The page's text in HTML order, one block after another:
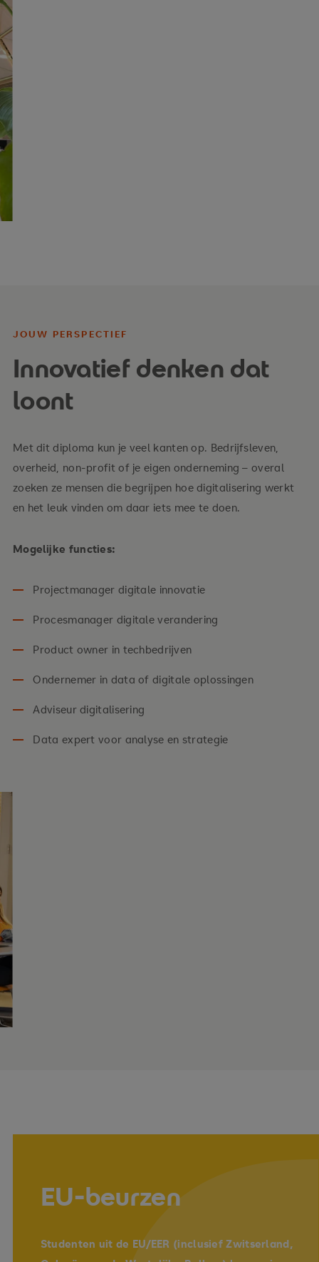
Cybersecurity
houdt
JOUW PERSPECTIEF
Innovatief denken dat
loont
Met dit diploma kun je veel kanten op. Bedrijfsleven,
overheid, non-profit of je eigen onderneming – overal
zoeken ze mensen die begrijpen hoe digitalisering werkt
en het leuk vinden om daar iets mee te doen.
Mogelijke functies:
Projectmanager digitale innovatie
Procesmanager digitale verandering
Product owner in techbedrijven
Ondernemer in data of digitale oplossingen
Adviseur digitalisering
Data expert voor analyse en strategie
EU-beurzen
Studenten uit de EU/EER (inclusief Zwitserland,